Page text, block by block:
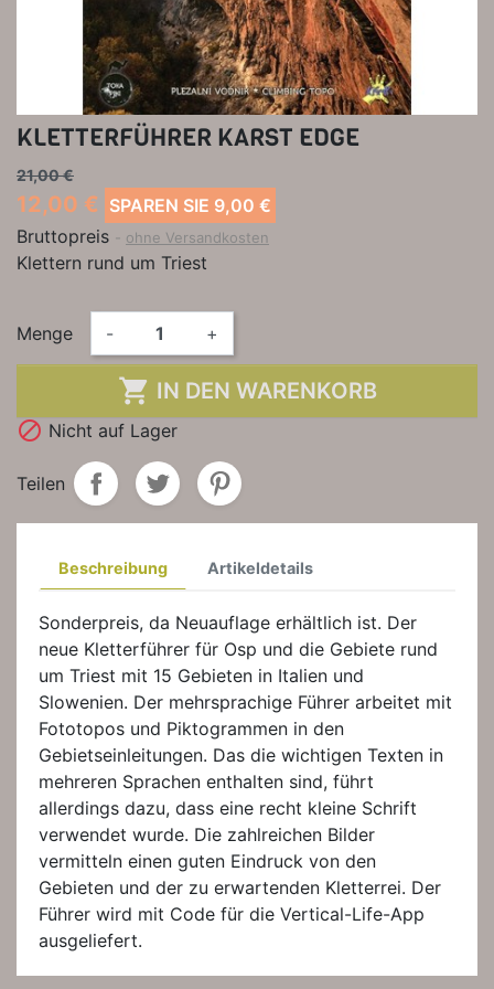
KLETTERFÜHRER KARST EDGE
21,00 €
12,00 € SPAREN SIE 9,00 €
Bruttopreis
ohne Versandkosten
Klettern rund um Triest
Menge - +
 IN DEN WARENKORB
 Nicht auf Lager
Teilen
Beschreibung Artikeldetails
Sonderpreis, da Neuauflage erhältlich ist. Der
neue Kletterführer für Osp und die Gebiete rund
um Triest mit 15 Gebieten in Italien und
Slowenien. Der mehrsprachige Führer arbeitet mit
Fototopos und Piktogrammen in den
Gebietseinleitungen. Das die wichtigen Texten in
mehreren Sprachen enthalten sind, führt
allerdings dazu, dass eine recht kleine Schrift
verwendet wurde. Die zahlreichen Bilder
vermitteln einen guten Eindruck von den
Gebieten und der zu erwartenden Kletterrei. Der
Führer wird mit Code für die Vertical-Life-App
ausgeliefert.